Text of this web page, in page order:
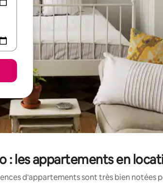
: les appartements en
d'appartements sont très bien